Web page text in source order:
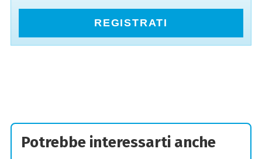
REGISTRATI
Potrebbe interessarti anche